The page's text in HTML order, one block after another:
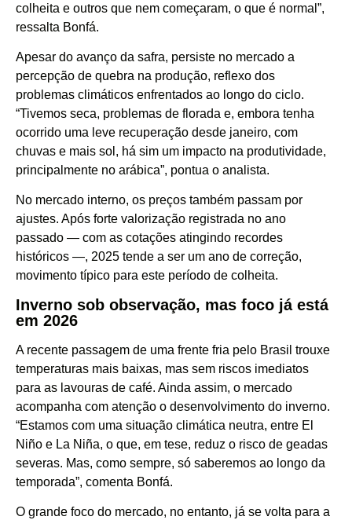
colheita e outros que nem começaram, o que é normal”,
ressalta Bonfá.
Apesar do avanço da safra, persiste no mercado a
percepção de quebra na produção, reflexo dos
problemas climáticos enfrentados ao longo do ciclo.
“Tivemos seca, problemas de florada e, embora tenha
ocorrido uma leve recuperação desde janeiro, com
chuvas e mais sol, há sim um impacto na produtividade,
principalmente no arábica”, pontua o analista.
No mercado interno, os preços também passam por
ajustes. Após forte valorização registrada no ano
passado — com as cotações atingindo recordes
históricos —, 2025 tende a ser um ano de correção,
movimento típico para este período de colheita.
Inverno sob observação, mas foco já está
em 2026
A recente passagem de uma frente fria pelo Brasil trouxe
temperaturas mais baixas, mas sem riscos imediatos
para as lavouras de café. Ainda assim, o mercado
acompanha com atenção o desenvolvimento do inverno.
“Estamos com uma situação climática neutra, entre El
Niño e La Niña, o que, em tese, reduz o risco de geadas
severas. Mas, como sempre, só saberemos ao longo da
temporada”, comenta Bonfá.
O grande foco do mercado, no entanto, já se volta para a